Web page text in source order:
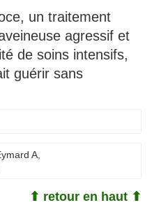
un traitement
agressif et
de soins intensifs,
guérir sans
A
⬆ retour en haut ⬆